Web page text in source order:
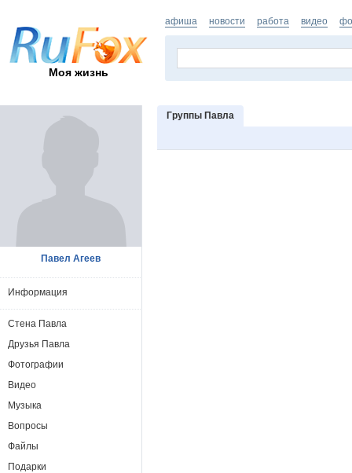
Моя жизнь
афиша новости работа видео
Группы Павла
Павел Агеев
Информация
Стена Павла
Друзья Павла
Фотографии
Видео
Музыка
Вопросы
Файлы
Подарки